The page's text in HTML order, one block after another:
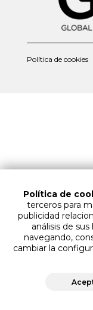
Política de cookies
Política de
terceros para
publicidad
análisis de
navegando,
cambiar la